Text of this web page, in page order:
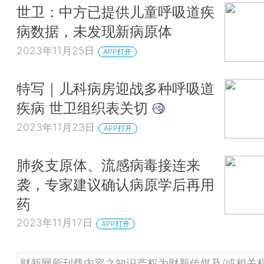
世卫：中方已提供儿童呼吸道疾
病数据，未发现新病原体
2023年11月25日 APP打开
特写｜儿科病房迎战多种呼吸道
疾病 世卫组织表关切
2023年11月23日 APP打开
肺炎支原体、流感病毒接连来
袭，专家建议确认病原学后再用
药
2023年11月17日 APP打开